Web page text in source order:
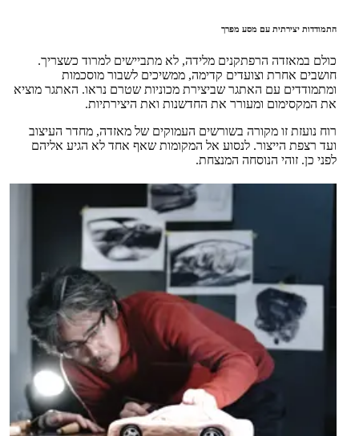
התמודדות יצירתית עם מסע מפרך
כולם במאזדה הרפתקנים מלידה, לא מתביישים למרוד כשצריך.
חושבים אחרת וצועדים קדימה, ממשיכים לשבור מוסכמות
ומתמודדים עם האתגר שביצירת מכוניות שטרם נראו. האתגר מוציא
את המקסימום ומעורר את החדשנות ואת היצירתיות.
רוח נועזת זו מקורה בשורשים העמוקים של מאזדה, מחדר העיצוב
ועד רצפת הייצור. לנסוע אל המקומות שאף אחד לא הגיע אליהם
לפני כן. זוהי הנוסחה המנצחת.